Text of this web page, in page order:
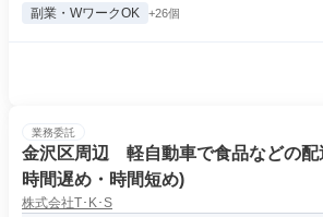
副業・WワークOK +26個
業務委託
金沢区周辺 軽自動車で食品などの配
時間遅め・時間短め)
株式会社T･K･S